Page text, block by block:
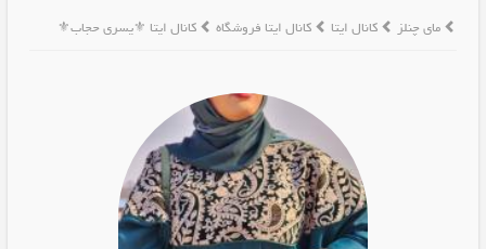
مای چنلز کانال ایتا کانال ایتا فروشگاه کانال ایتا ⚜️یسری حجاب⚜️